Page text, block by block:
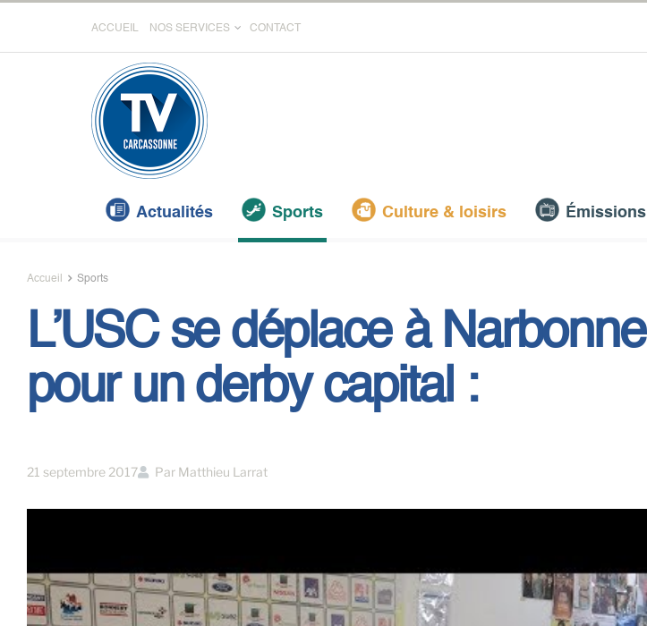
ACCUEIL NOS SERVICES CONTACT
Actualités Sports Culture & loisirs Émissions
Accueil Sports
L’USC se déplace à Narbonne
pour un derby capital :
21 septembre 2017 Par Matthieu Larrat